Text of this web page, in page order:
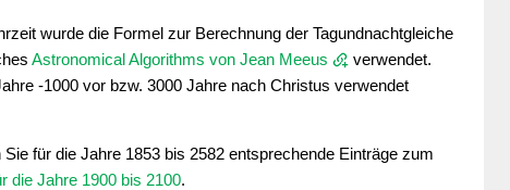
wurde die Formel zur Berechnung der Tagundnachtgleiche
Astronomical Algorithms von Jean Meeus
verwendet.
-1000 vor bzw. 3000 Jahre nach Christus verwendet
Sie für die Jahre 1853 bis 2582 entsprechende Einträge zum
die Jahre 1900 bis 2100.